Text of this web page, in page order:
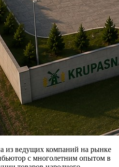
ведущих компаний на рынке
с многолетним опытом в